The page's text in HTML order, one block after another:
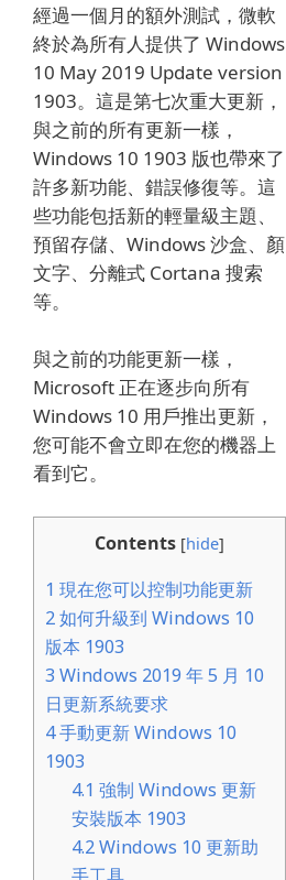
經過一個月的額外測試，微軟
終於為所有人提供了 Windows
10 May 2019 Update version
1903。 這是第七次重大更新，
與之前的所有更新一樣，
Windows 10 1903 版也帶來了
許多新功能、錯誤修復等。 這
些功能包括新的輕量級主題、
預留存儲、Windows 沙盒、顏
文字、分離式 Cortana 搜索
等。
與之前的功能更新一樣，
Microsoft 正在逐步向所有
Windows 10 用戶推出更新，
您可能不會立即在您的機器上
看到它。
Contents [hide]
1 現在您可以控制功能更新
2如何升級到 Windows 10
版本 1903
3 Windows 2019 年 5 月 10
日更新系統要求
4手動更新 Windows 10
1903
4.1 強制 Windows 更新
安裝版本 1903
4.2Windows 10 更新助